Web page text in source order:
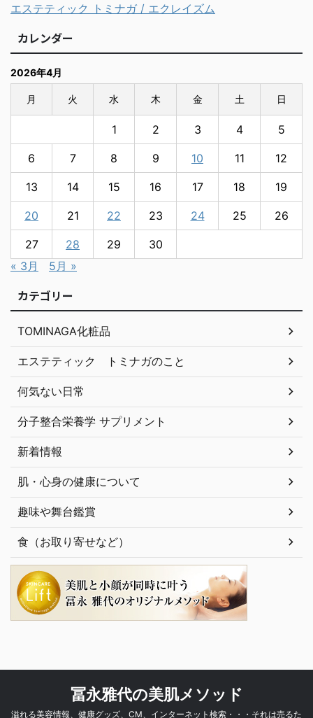
エステティック トミナガ / エクレイズム
カレンダー
2026年4月
月 火 水 木 金 土 日
1 2 3 4 5
6 7 8 9 10 11 12
13 14 15 16 17 18 19
20 21 22 23 24 25 26
27 28 29
30
« 3月
5月 »
カテゴリー
TOMINAGA化粧品
エステティック トミナガのこと
何気ない日常
分子整合栄養学 サプリメント
新着情報
肌・心身の健康について
趣味や舞台鑑賞
食（お取り寄せなど）
冨永雅代の美肌メソッド
溢れる美容情報、健康グッズ、CM、インターネット検索・・・それは売るた